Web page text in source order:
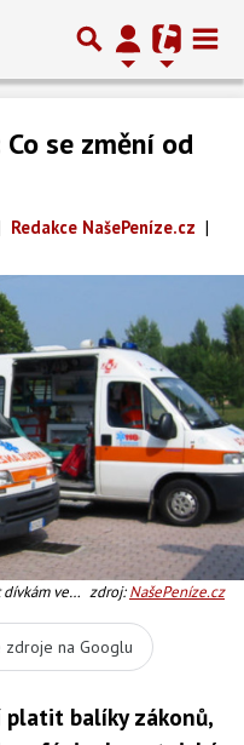
se změní od
Redakce NašePeníze.cz |
ve
zdroj:NašePeníze.cz
na Googlu
platit balíky zákonů,